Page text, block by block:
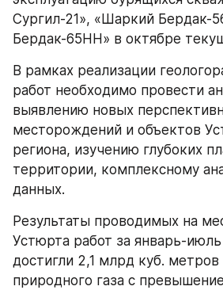
Сургил-21», «Шаркий Бердак-
Бердак-65НН» в октябре
В рамках реализации
работ необходимо провести
выявлению новых
месторождений и объектов
региона, изучению глубоких
территории, комплексному
данных.
Результаты проводимых на
Устюрта работ за январь-
достигли 2,1 млрд куб.
природного газа с